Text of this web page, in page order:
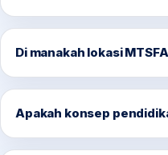
Di manakah lokasi
Apakah konsep